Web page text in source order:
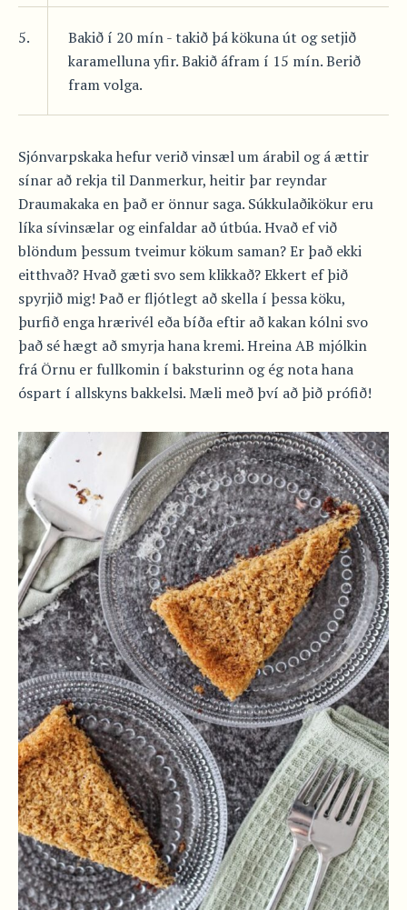
5.
Bakið í 20 mín - takið þá kökuna út og setjið
karamelluna yfir. Bakið áfram í 15 mín. Berið
fram volga.
Sjónvarpskaka hefur verið vinsæl um árabil og á ættir
sínar að rekja til Danmerkur, heitir þar reyndar
Draumakaka en það er önnur saga. Súkkulaðikökur eru
líka sívinsælar og einfaldar að útbúa. Hvað ef við
blöndum þessum tveimur kökum saman? Er það ekki
eitthvað? Hvað gæti svo sem klikkað? Ekkert ef þið
spyrjið mig! Það er fljótlegt að skella í þessa köku,
þurfið enga hrærivél eða bíða eftir að kakan kólni svo
það sé hægt að smyrja hana kremi. Hreina AB mjólkin
frá Örnu er fullkomin í baksturinn og ég nota hana
óspart í allskyns bakkelsi. Mæli með því að þið prófið!